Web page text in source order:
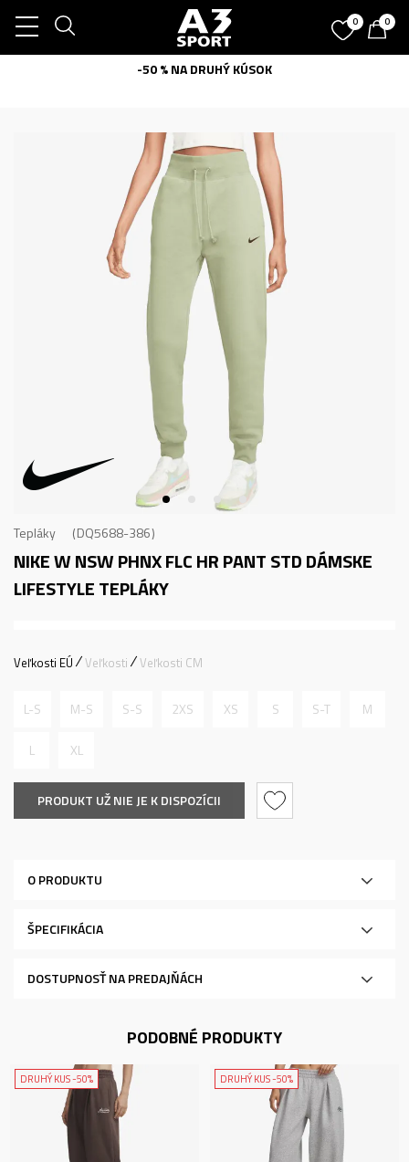
0 0
-50 % NA DRUHÝ KÚSOK
Tepláky DQ5688-386
NIKE W NSW PHNX FLC HR PANT STDDÁMSKE
LIFESTYLE TEPLÁKY
Veľkosti EÚ Veľkosti Veľkosti CM
L-S M-S S-S 2XS XS S S-T M
L XL
PRODUKT UŽ NIE JE K DISPOZÍCII
O PRODUKTU
ŠPECIFIKÁCIA
DOSTUPNOSŤ NA PREDAJŇÁCH
PODOBNÉ PRODUKTY
DRUHÝ KUS -50% DRUHÝ KUS -50%